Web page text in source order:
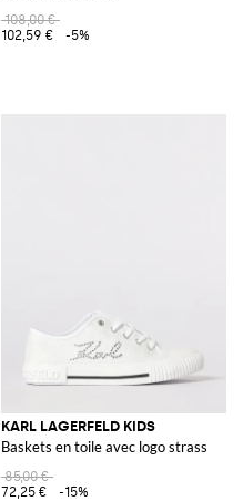
108,00 €
102,59 €
-5%
KARL LAGERFELD KIDS
Baskets en toile avec logo strass
85,00 €
72,25 €
-15%